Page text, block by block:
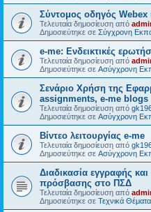
Σύντομος οδηγός
Τελευταία δημοσίευση από
Δημοσιεύτηκε σε Σύγχρονη
e-me: Ενδεικτικές
Τελευταία δημοσίευση από
Δημοσιεύτηκε σε Ασύγχρονη
Σενάριο Χρήση της
assignments, e-me blogs
Τελευταία δημοσίευση από
Δημοσιεύτηκε σε Ασύγχρονη
Βίντεο λειτουργίας e-me
Τελευταία δημοσίευση από
Δημοσιεύτηκε σε Ασύγχρονη
Διαδικασία εγγραφής
πρόσβασης στο ΠΣΔ
Τελευταία δημοσίευση από
Δημοσιεύτηκε σε Τεχνικά